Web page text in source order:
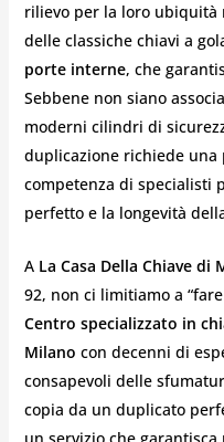
rilievo per la loro ubiquità
delle classiche chiavi a
porte interne, che
Sebbene non siano
moderni cilindri di
duplicazione richiede una
competenza di specialisti
perfetto e la longevità
A La Casa Della Chiave di
92, non ci limitiamo a
Centro specializzato in
Milano con decenni di
consapevoli delle
copia da un duplicato